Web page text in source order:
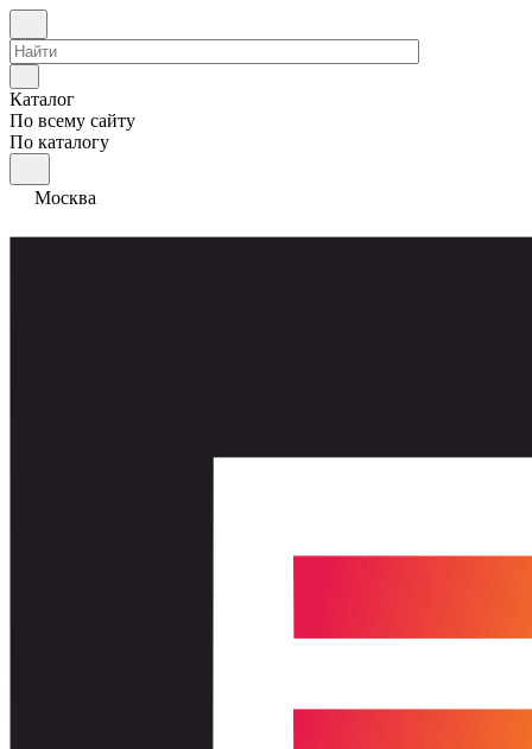
Каталог
По всему сайту
По каталогу
Москва